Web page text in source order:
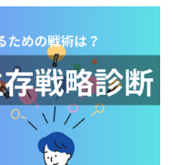
せ
る×メディア